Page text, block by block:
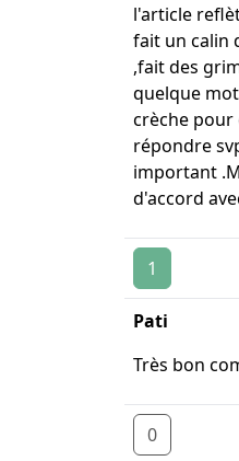
l'article
fait un calin
,fait des
quelque
crèche pour
répondre
important
d'accord
1
Pati
Très bon
0